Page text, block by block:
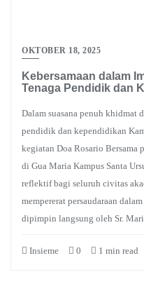
OKTOBER 18, 2025
Kebersamaan dalam
Tenaga Pendidik dan
Dalam suasana penuh khidmat
pendidik dan kependidikan
kegiatan Doa Rosario Bersama
di Gua Maria Kampus Santa
reflektif bagi seluruh civitas
mempererat persaudaraan
dipimpin langsung oleh Sr.
Insieme 0 1 min read